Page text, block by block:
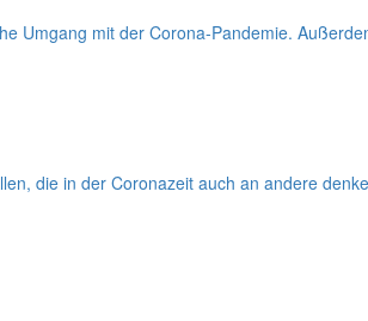
Umgang mit der Corona-Pandemie.
die in der Coronazeit auch an andere